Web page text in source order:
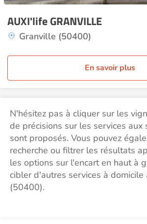
AUXI'life GRANVILLE
Granville (50400)
En savoir plus
N'hésitez pas à cliquer sur les
de précisions sur les services aux
sont proposés. Vous pouvez
recherche ou filtrer les résultats
les options sur l'encart en haut à
cibler d'autres services à domicile
(50400).